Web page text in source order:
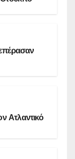
Ατλαντικό